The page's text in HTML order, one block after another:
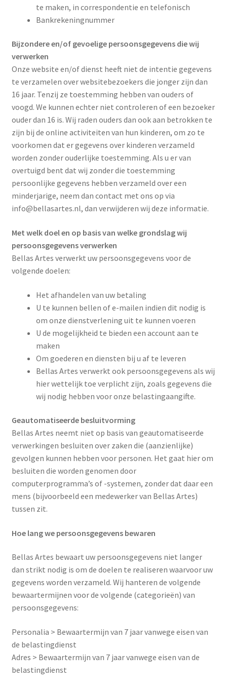
te maken, in correspondentie en telefonisch
Bankrekeningnummer
Bijzondere en/of gevoelige persoonsgegevens die wij
verwerken
Onze website en/of dienst heeft niet de intentie gegevens
te verzamelen over websitebezoekers die jonger zijn dan
16 jaar. Tenzij ze toestemming hebben van ouders of
voogd. We kunnen echter niet controleren of een bezoeker
ouder dan 16 is. Wij raden ouders dan ook aan betrokken te
zijn bij de online activiteiten van hun kinderen, om zo te
voorkomen dat er gegevens over kinderen verzameld
worden zonder ouderlijke toestemming. Als u er van
overtuigd bent dat wij zonder die toestemming
persoonlijke gegevens hebben verzameld over een
minderjarige, neem dan contact met ons op via
info@bellasartes.nl, dan verwijderen wij deze informatie.
Met welk doel en op basis van welke grondslag wij
persoonsgegevens verwerken
Bellas Artes verwerkt uw persoonsgegevens voor de
volgende doelen:
Het afhandelen van uw betaling
U te kunnen bellen of e-mailen indien dit nodig is
om onze dienstverlening uit te kunnen voeren
U de mogelijkheid te bieden een account aan te
maken
Om goederen en diensten bij u af te leveren
Bellas Artes verwerkt ook persoonsgegevens als wij
hier wettelijk toe verplicht zijn, zoals gegevens die
wij nodig hebben voor onze belastingaangifte.
Geautomatiseerde besluitvorming
Bellas Artes neemt niet op basis van geautomatiseerde
verwerkingen besluiten over zaken die (aanzienlijke)
gevolgen kunnen hebben voor personen. Het gaat hier om
besluiten die worden genomen door
computerprogramma’s of -systemen, zonder dat daar een
mens (bijvoorbeeld een medewerker van Bellas Artes)
tussen zit.
Hoe lang we persoonsgegevens bewaren
Bellas Artes bewaart uw persoonsgegevens niet langer
dan strikt nodig is om de doelen te realiseren waarvoor uw
gegevens worden verzameld. Wij hanteren de volgende
bewaartermijnen voor de volgende (categorieën) van
persoonsgegevens:
Personalia > Bewaartermijn van 7 jaar vanwege eisen van
de belastingdienst
Adres > Bewaartermijn van 7 jaar vanwege eisen van de
belastingdienst